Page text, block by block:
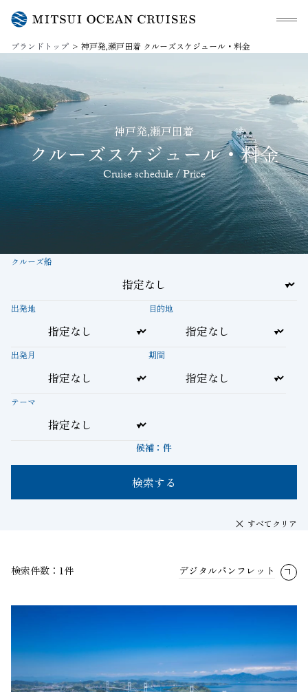
メニュ
ブランドトップ 神戸発,瀬戸田着 クルーズスケジュール・料金
神戸発,瀬戸田着
クルーズスケジュール・料金
Cruise schedule / Price
クルーズ船
出発地 目的地
出発月 期間
テーマ
候補： 件
検索する
すべてクリア
検索件数：1件 デジタルパンフレット